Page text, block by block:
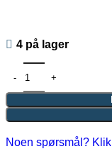
4 på lager
Noen spørsmål?